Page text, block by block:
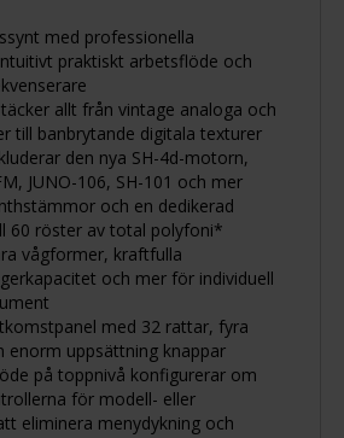
med professionella
praktiskt arbetsflöde och
allt från vintage analoga och
till banbrytande digitala texturer
den nya SH-4d-motorn,
JUNO-106, SH-101 och mer
och en dedikerad
60 röster av total polyfoni*
vågformer, kraftfulla
och mer för individuell
med 32 rattar, fyra
enorm uppsättning knappar
på toppnivå konfigurerar om
för modell- eller
eliminera menydykning och